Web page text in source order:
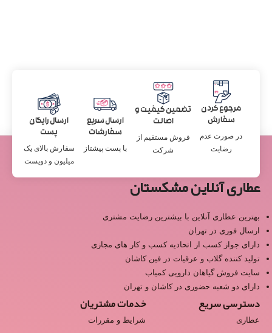
مرجوع کردن
سفارش
در صورت عدم
رضایت
تضمین کیفیت و
اصالت
فروش مستقیم از
شرکت
ارسال سریع
سفارشات
با پست پیشتاز
ارسال رایگان
پست
سفارش بالای یک
میلیون و دویست
عطاری آنلاین مشکستان
بهترین عطاری آنلاین با بیشترین رضایت مشتری
ارسال فوری در تهران
دارای جواز کسب از اتحادیه کسب و کار های مجازی
تولید کننده گلاب و عرقیات در فین کاشان
سایت فروش گیاهان دارویی کمیاب
دارای دو شعبه حضوری در کاشان و تهران
دسترسی سریع
عطاری
خدمات مشتریان
شرایط و مقررات